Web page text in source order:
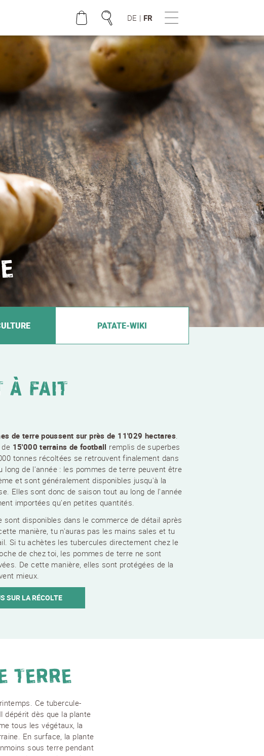
DE | FR
PATATE-WIKI
À FAIT
de terre poussent sur près de 11'029 hectares.
15'000 terrains de football remplis de superbes
tonnes récoltées se retrouvent finalement dans
long de l'année : les pommes de terre peuvent être
et sont généralement disponibles jusqu'à la
Elles sont donc de saison tout au long de l'année
importées qu'en petites quantités.
sont disponibles dans le commerce de détail après
manière, tu n'auras pas les mains sales et tu
Si tu achètes les tubercules directement chez le
de chez toi, les pommes de terre ne sont
De cette manière, elles sont protégées de la
mieux.
SUR LA RÉCOLTE
TERRE
Ce tubercule-
dépérit dès que la plante
tous les végétaux, la
En surface, la plante
sous terre pendant